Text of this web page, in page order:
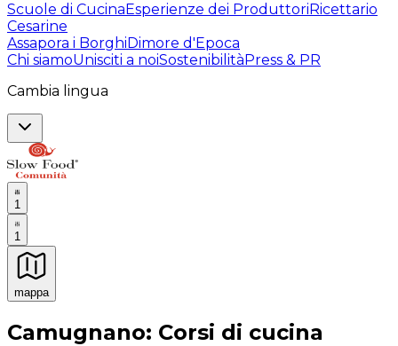
Scuole di CucinaEsperienze dei ProduttoriRicettario
Cesarine
Assapora i BorghiDimore d'Epoca
Chi siamoUnisciti a noiSostenibilitàPress & PR
Cambia lingua
1
1
mappa
Esperienze culinarie indimenticabili: Esperienze
Camugnano: Corsi di cucina